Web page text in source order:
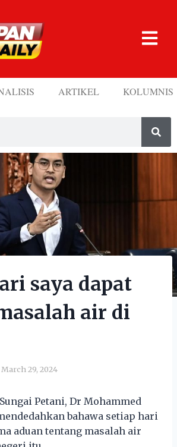
ARTIKEL KOLUMNIS
saya dapat
air di
March 29, 2024
Petani, Dr Mohammed
bahawa setiap hari
aduan tentang masalah air